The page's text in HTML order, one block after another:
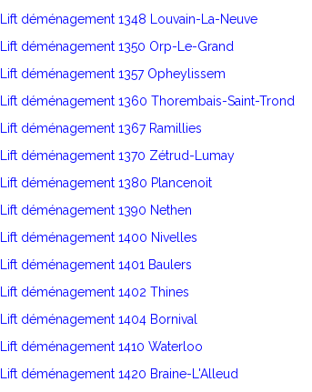
Lift déménagement 1348 Louvain-La-Neuve
Lift déménagement 1350 Orp-Le-Grand
Lift déménagement 1357 Opheylissem
Lift déménagement 1360 Thorembais-Saint-Trond
Lift déménagement 1367 Ramillies
Lift déménagement 1370 Zétrud-Lumay
Lift déménagement 1380 Plancenoit
Lift déménagement 1390 Nethen
Lift déménagement 1400 Nivelles
Lift déménagement 1401 Baulers
Lift déménagement 1402 Thines
Lift déménagement 1404 Bornival
Lift déménagement 1410 Waterloo
Lift déménagement 1420 Braine-L'Alleud